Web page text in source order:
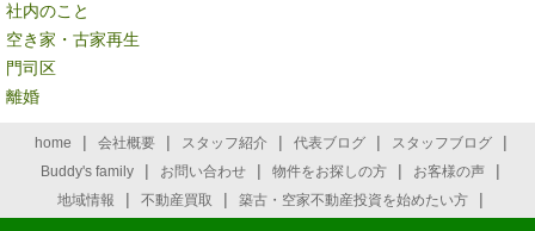
社内のこと
空き家・古家再生
門司区
離婚
home | 会社概要 | スタッフ紹介 | 代表ブログ | スタッフブログ |
Buddy's family | お問い合わせ | 物件をお探しの方 | お客様の声 |
地域情報 | 不動産買取 | 築古・空家不動産投資を始めたい方 |